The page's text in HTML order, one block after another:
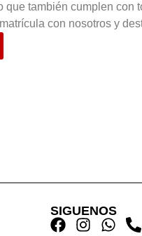
que también cumplen con
con nosotros y
SIGUENOS